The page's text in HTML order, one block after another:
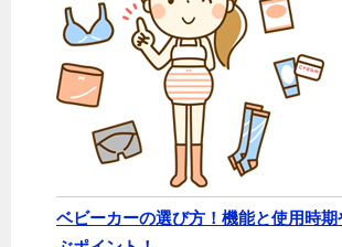
ベビーカーの選び方！機能と使用時